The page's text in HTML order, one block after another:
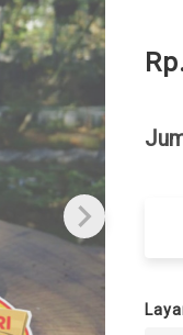
keyboard_arrow_right